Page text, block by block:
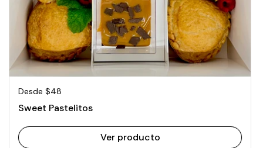
Precio normal
Desde $48
Sweet Pastelitos
Ver producto